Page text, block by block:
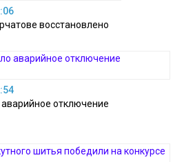
восстановлено
отключение